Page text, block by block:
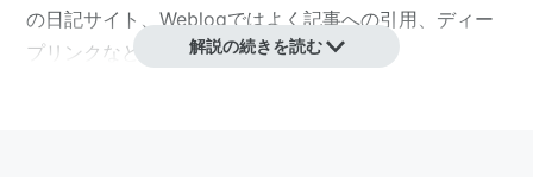
の日記サイト、Weblogではよく記事への引用、ディー
プリンクなどでの紹介が多い。
解説の続きを読む